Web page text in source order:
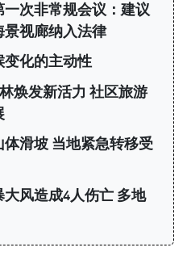
次非常规会议：建议
视廊纳入法律
化的主动性
焕发新活力 社区旅游
滑坡 当地紧急转移受
风造成4人伤亡 多地